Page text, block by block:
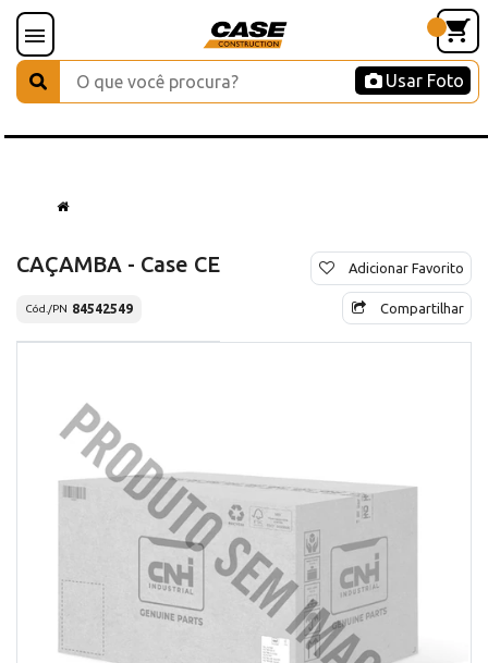
Usar Foto
CAÇAMBA - Case CE
Cód./PN 84542549
Adicionar Favorito
Compartilhar